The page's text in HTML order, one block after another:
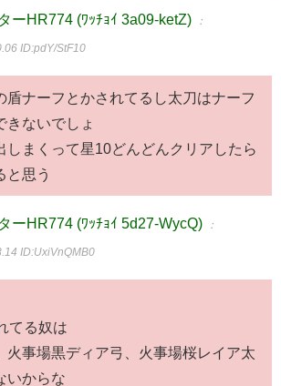
ーHR774 (ﾜｯﾁｮｲ 3a09-ketZ) ：
ID:pdY/StF10
盾ナーフとかされてるし太刀はナーフ
きないでしょ
しまくって星10どんどんクリアしたら
と思う
ーHR774 (ﾜｯﾁｮｲ 5d27-WycQ) ：
ID:UxiVnQMB0
てる奴は
火事場黒ディア弓、火事場桜レイア太
いからな